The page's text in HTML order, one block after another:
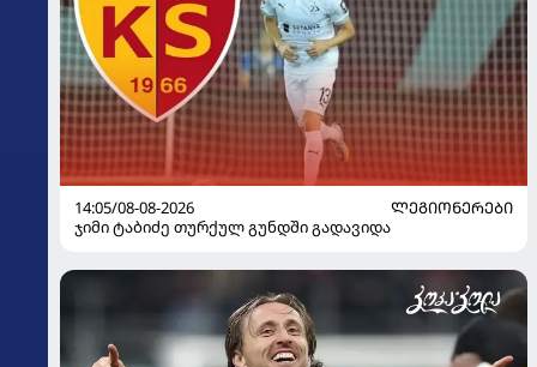
14:05/08-08-2026
ᲚᲔᲒᲘᲝᲜᲔᲠᲔᲑᲘ
ჯიმი ტაბიძე თურქულ გუნდში გადავიდა